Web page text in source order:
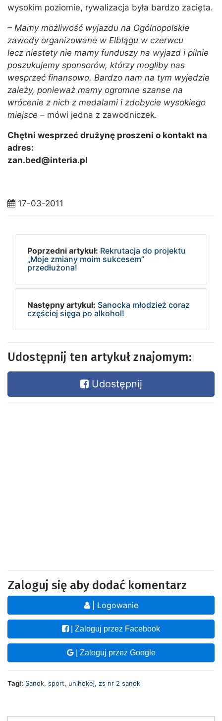
wysokim poziomie, rywalizacja była bardzo zacięta.
– Mamy możliwość wyjazdu na Ogólnopolskie
zawody organizowane w Elblągu w czerwcu
lecz niestety nie mamy funduszy na wyjazd i pilnie
poszukujemy sponsorów, którzy mogliby nas
wesprzeć finansowo. Bardzo nam na tym wyjedzie
zależy, ponieważ mamy ogromne szanse na
wrócenie z nich z medalami i zdobycie wysokiego
miejsce – mówi jedna z zawodniczek.
Chętni wesprzeć drużynę proszeni o kontakt na
adres:
zan.bed@interia.pl
17-03-2011
Poprzedni artykuł: Rekrutacja do projektu
„Moje zmiany moim sukcesem”
przedłużona!
Następny artykuł: Sanocka młodzież coraz
częściej sięga po alkohol!
Udostępnij ten artykuł znajomym:
Udostępnij
Zaloguj się aby dodać komentarz
| Logowanie
| Zaloguj przez Facebook
| Zaloguj przez Google
Tagi: Sanok, sport, unihokej, zs nr 2 sanok